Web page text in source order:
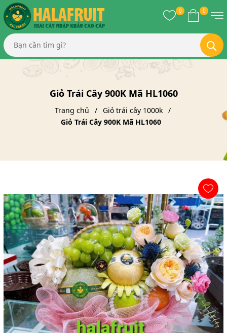
0 0
Giỏ Trái Cây 900K Mã HL1060
Trang chủ
Giỏ trái cây 1000k
Giỏ Trái Cây 900K Mã HL1060